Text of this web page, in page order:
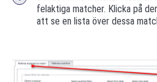
felaktiga matcher. Klicka på
att se en lista över dessa